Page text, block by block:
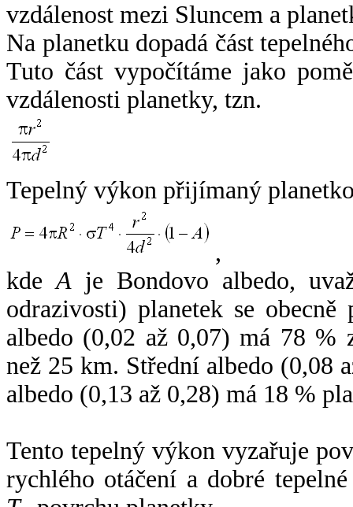
vzdálenost mezi Sluncem a
Na planetku dopadá část
Tuto část vypočítáme jako
vzdálenosti planetky, tzn.
Tepelný výkon přijímaný
,
kdeA je Bondovo albedo,
odrazivosti) planetek se
albedo (0,02 až 0,07) má 78 %
než 25 km. Střední albedo (0,08
albedo (0,13 až 0,28) má 18 %
Tento tepelný výkon vyzařuje
rychlého otáčení a dobré